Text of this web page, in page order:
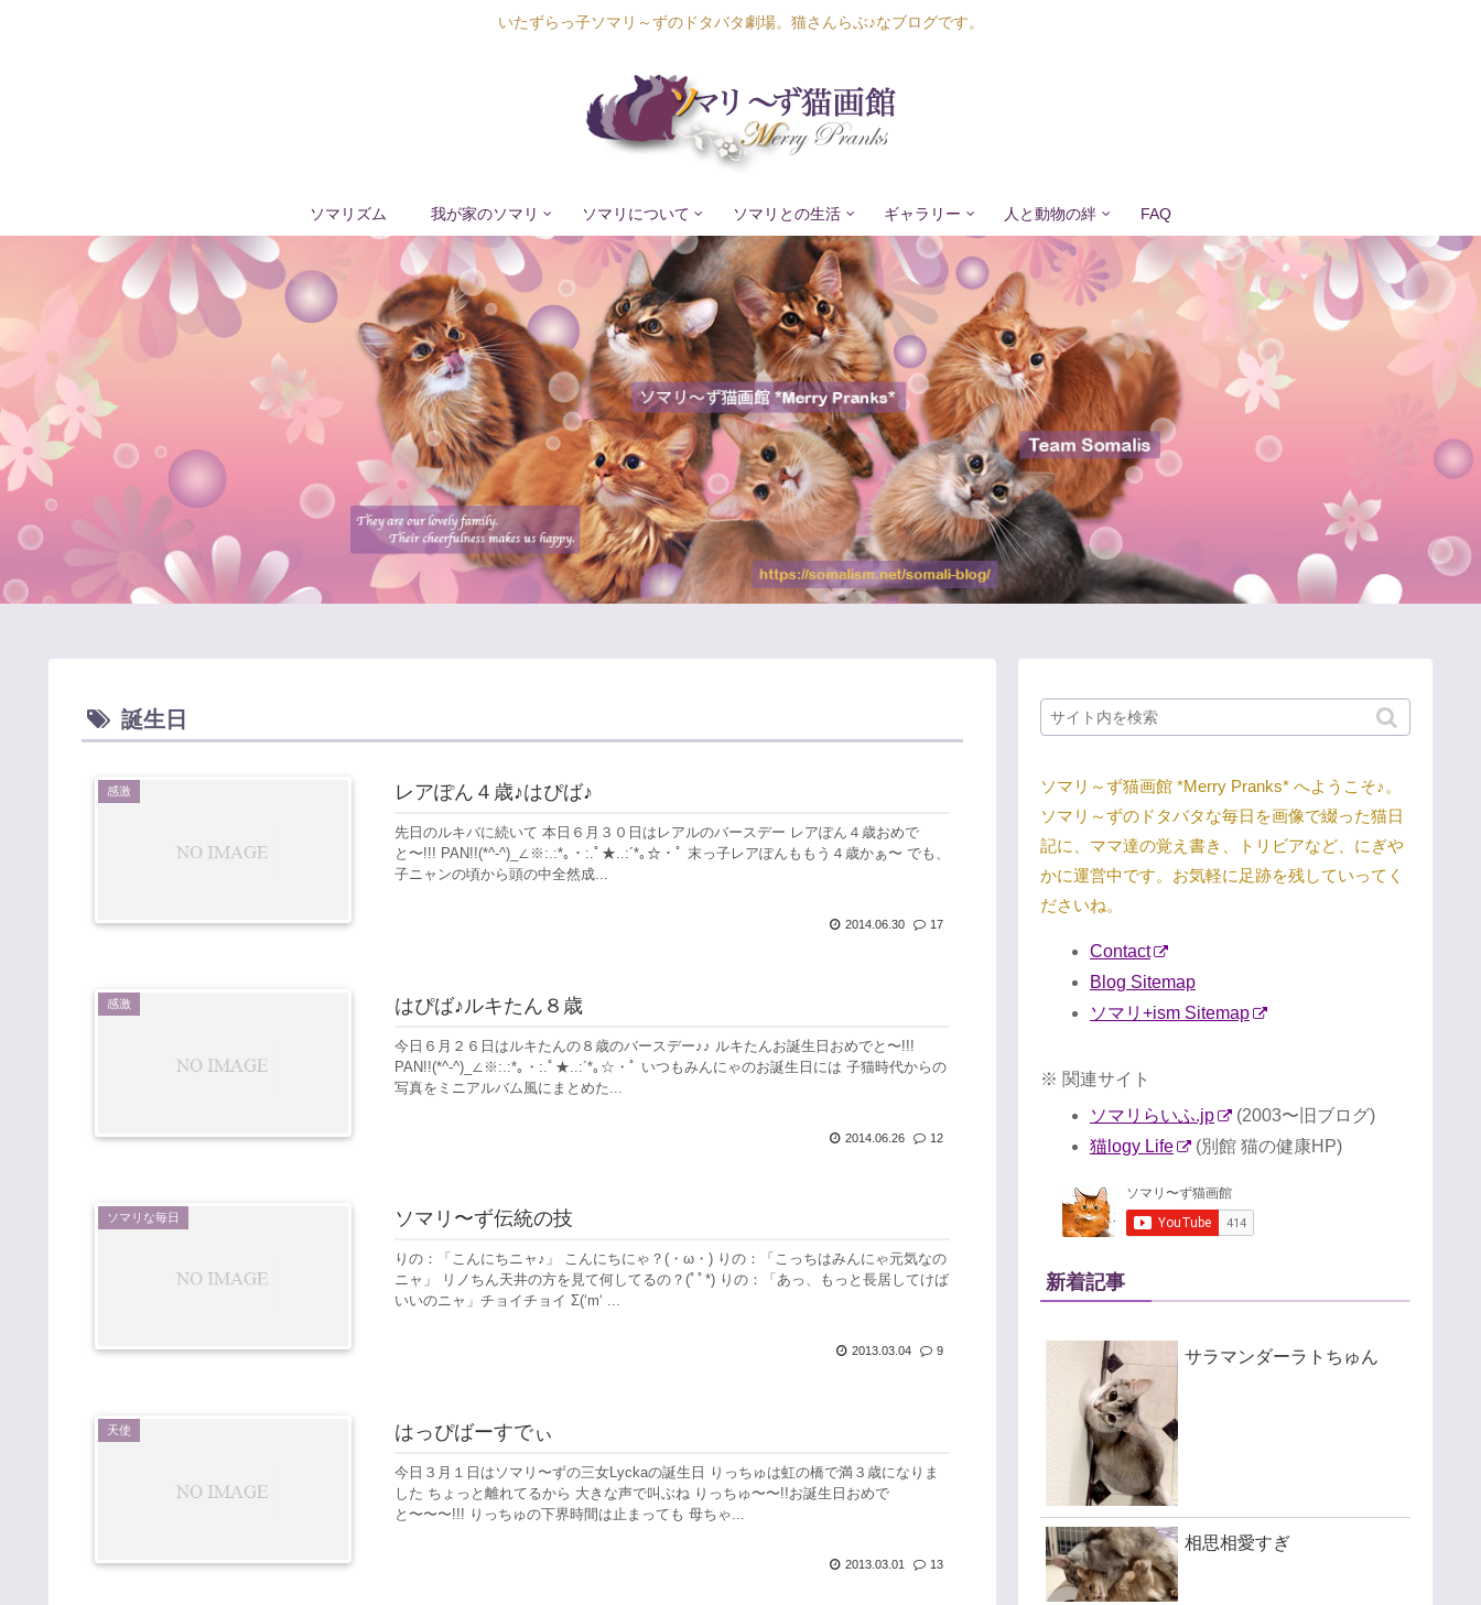
いたずらっ子ソマリ～ずのドタバタ劇場。猫さんらぶ♪なブログです。
ソマリズム 我が家のソマリ ソマリについて ソマリとの生活 ギャラリー 人と動物の絆 FAQ
Lapis Luna
Lucia Lino
Lycka Leal
Laula
誕生日
感激 レアぽん４歳♪はぴば♪
先日のルキバに続いて 本日６月３０日はレアルのバースデー レアぽん４歳おめで
と〜!!! PAN!!(*^-^)_∠※:.:*｡・:.ﾟ★..:´*｡☆・ﾟ 末っ子レアぽんももう４歳かぁ〜 でも、
子ニャンの頃から頭の中全然成...
2014.06.30 17
感激 はぴば♪ルキたん８歳
今日６月２６日はルキたんの８歳のバースデー♪♪ ルキたんお誕生日おめでと〜!!!
PAN!!(*^-^)_∠※:.:*｡・:.ﾟ★..:´*｡☆・ﾟ いつもみんにゃのお誕生日には 子猫時代からの
写真をミニアルバム風にまとめた...
2014.06.26 12
ソマリな毎日 ソマリ〜ず伝統の技
りの：「こんにちニャ♪」 こんにちにゃ？(・ω・) りの：「こっちはみんにゃ元気なの
ニャ」 リノちん天井の方を見て何してるの？(ﾟﾟ*) りの：「あっ、もっと長居してけば
いいのニャ」チョイチョイ Σ(‘m‘ ...
2013.03.04 9
天使 はっぴばーすでぃ
今日３月１日はソマリ〜ずの三女Lyckaの誕生日 りっちゅは虹の橋で満３歳になりま
した ちょっと離れてるから 大きな声で叫ぶね りっちゅ〜〜!!お誕生日おめで
と〜〜〜!!! りっちゅの下界時間は止まっても 母ちゃ...
2013.03.01 13
ソマリ～ず猫画館 *Merry Pranks* へようこそ♪。
ソマリ～ずのドタバタな毎日を画像で綴った猫日
記に、ママ達の覚え書き、トリビアなど、にぎや
かに運営中です。お気軽に足跡を残していってく
ださいね。
Contact
Blog Sitemap
ソマリ+ism Sitemap
※ 関連サイト
ソマリらいふ.jp
(2003〜旧ブログ)
猫logy Life
(別館 猫の健康HP)
新着記事
サラマンダーラトちゅん
相思相愛すぎ